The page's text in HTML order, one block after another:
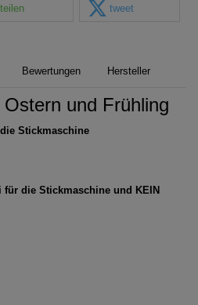
teilen tweet
Bewertungen Hersteller
Ostern und Frühling
Stickmaschine
für die Stickmaschine und KEIN